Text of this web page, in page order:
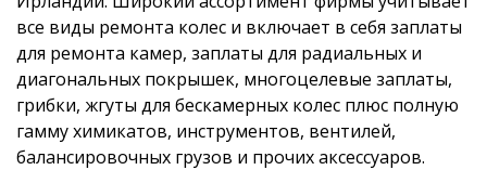
все виды ремонта колес и включает в себя заплаты
для ремонта камер, заплаты для радиальных и
диагональных покрышек, многоцелевые заплаты,
грибки, жгуты для бескамерных колес плюс полную
гамму химикатов, инструментов, вентилей,
балансировочных грузов и прочих аксессуаров.